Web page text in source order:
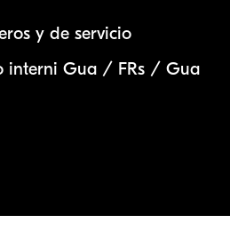
y de servicio
interni Gua / FRs / Gua